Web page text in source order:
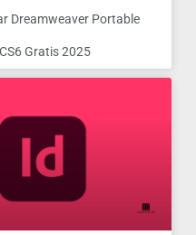
Dreamweaver Portable
CS6 Gratis 2025